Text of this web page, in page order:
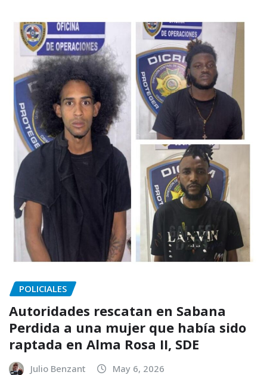
POLICIALES
Autoridades rescatan en Sabana
Perdida a una mujer que había sido
raptada en Alma Rosa II, SDE
Julio Benzant May 6, 2026